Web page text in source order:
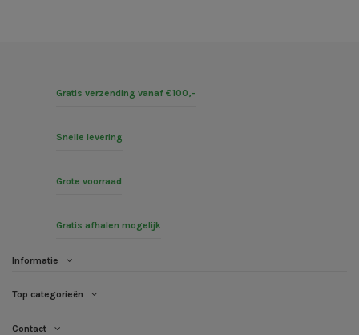
Gratis verzending vanaf €100,-
Snelle levering
Grote voorraad
Gratis afhalen mogelijk
Informatie
Top categorieën
Contact